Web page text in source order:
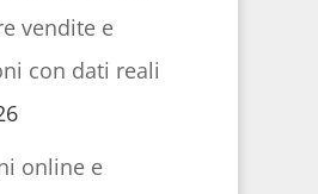
vendite e
con dati reali
online e